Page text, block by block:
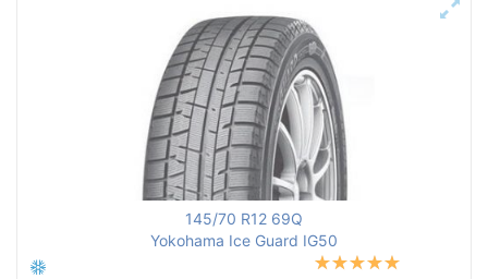
145/70 R12 69Q
Yokohama Ice Guard IG50
Тип транспортного засобу